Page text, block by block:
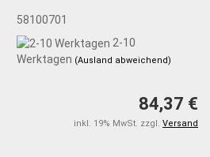
58100701
2-10
Werktagen (Ausland abweichend)
84,37 €
inkl. 19% MwSt. zzgl. Versand